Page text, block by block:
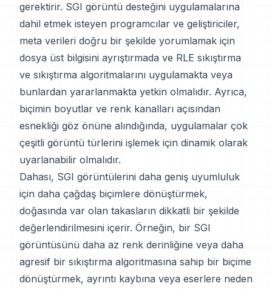
gerektirir. SGI görüntü desteğini uygulamalarına
dahil etmek isteyen programcılar ve geliştiriciler,
meta verileri doğru bir şekilde yorumlamak için
dosya üst bilgisini ayrıştırmada ve RLE sıkıştırma
ve sıkıştırma algoritmalarını uygulamakta veya
bunlardan yararlanmakta yetkin olmalıdır. Ayrıca,
biçimin boyutlar ve renk kanalları açısından
esnekliği göz önüne alındığında, uygulamalar çok
çeşitli görüntü türlerini işlemek için dinamik olarak
uyarlanabilir olmalıdır.
Dahası, SGI görüntülerini daha geniş uyumluluk
için daha çağdaş biçimlere dönüştürmek,
doğasında var olan takasların dikkatli bir şekilde
değerlendirilmesini içerir. Örneğin, bir SGI
görüntüsünü daha az renk derinliğine veya daha
agresif bir sıkıştırma algoritmasına sahip bir biçime
dönüştürmek, ayrıntı kaybına veya eserlere neden